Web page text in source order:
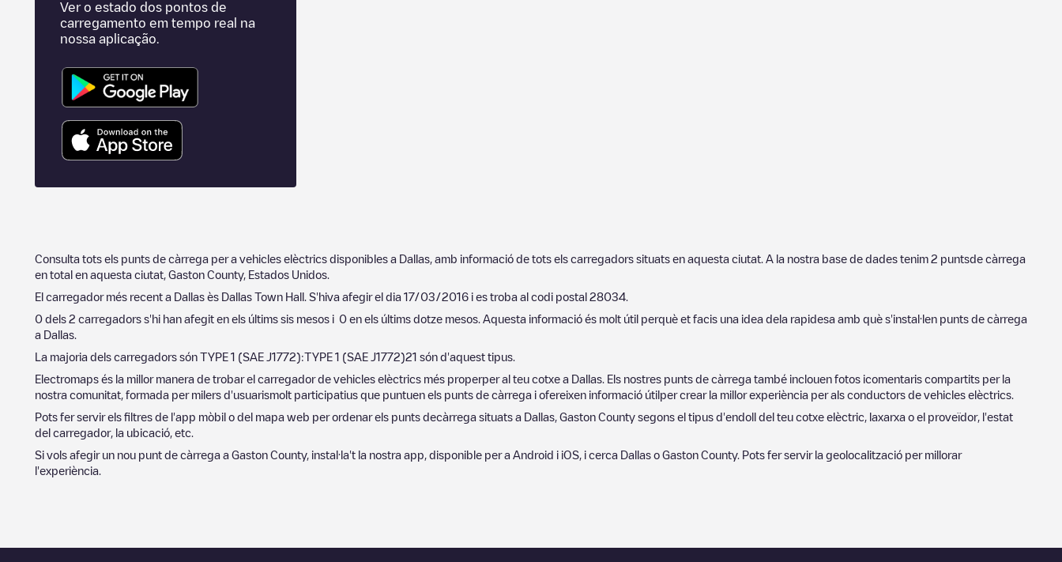
Ver o estado dos pontos de
carregamento em tempo real na
nossa aplicação.
Consulta tots els punts de càrrega per a vehicles elèctrics disponibles a Dallas , amb informació de tots els carregadors situats en aquesta ciutat. A la nostra base de dades tenim 2 puntsde càrrega
en total en aquesta ciutat, Gaston County, Estados Unidos
El carregador més recent a Dallas ès Dallas Town Hall . S'hiva afegir el dia 17/03/2016 i es troba al codi postal 28034
0 dels 2 carregadors s'hi han afegit en els últims sis mesos i 0 en els últims dotze mesos. Aquesta informació és molt útil perquè et facis una idea dela rapidesa amb què s'instal·len punts de càrrega
a Dallas
La majoria dels carregadors són TYPE 1 (SAE J1772):TYPE 1 (SAE J1772)21 són d'aquest tipus.
Electromaps és la millor manera de trobar el carregador de vehicles elèctrics més properper al teu cotxe a Dallas . Els nostres punts de càrrega també inclouen fotos icomentaris compartits per la
nostra comunitat, formada per milers d'usuarismolt participatius que puntuen els punts de càrrega i ofereixen informació útilper crear la millor experiència per als conductors de vehicles elèctrics.
Pots fer servir els filtres de l'app mòbil o del mapa web per ordenar els punts decàrrega situats a Dallas Gaston County segons el tipus d'endoll del teu cotxe elèctric, laxarxa o el proveïdor, l'estat
del carregador, la ubicació, etc.
Si vols afegir un nou punt de càrrega a Gaston County, instal·la't la nostra app, disponible per a Android i iOS, i cerca Dallas o Gaston County. Pots fer servir la geolocalització per millorar
l'experiència.